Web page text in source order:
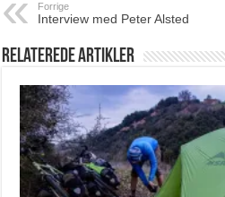
Forrige
Interview med Peter Alsted
Relaterede artikler